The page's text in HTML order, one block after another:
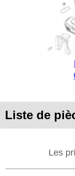
Liste de
Les